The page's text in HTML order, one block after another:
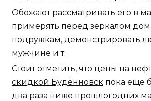
Обожают рассматривать его в
примерять перед зеркалом
подружкам, демонстрировать
мужчине и т.
Стоит отметить, что цены на
скидкой Будённовск пока еще
два раза ниже прошлогодних